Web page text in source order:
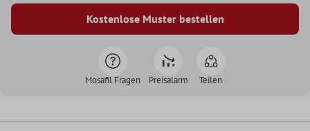
Kostenlose Muster bestellen
Mosafil Fragen Preisalarm Teilen